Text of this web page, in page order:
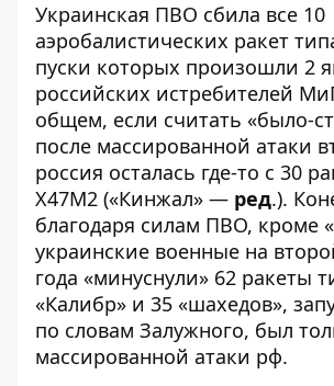
Украинская ПВО сбила все 10
аэробалистических ракет
пуски которых произошли 2
российских истребителей
общем, если считать «было-
после массированной атаки
россия осталась где-то с 30
Х47М2 («Кинжал» — ред.).
благодаря силам ПВО, кроме
украинские военные на
года «минуснули» 62 ракеты
«Калибр» и 35 «шахедов»,
по словам Залужного, был
массированной атаки рф.